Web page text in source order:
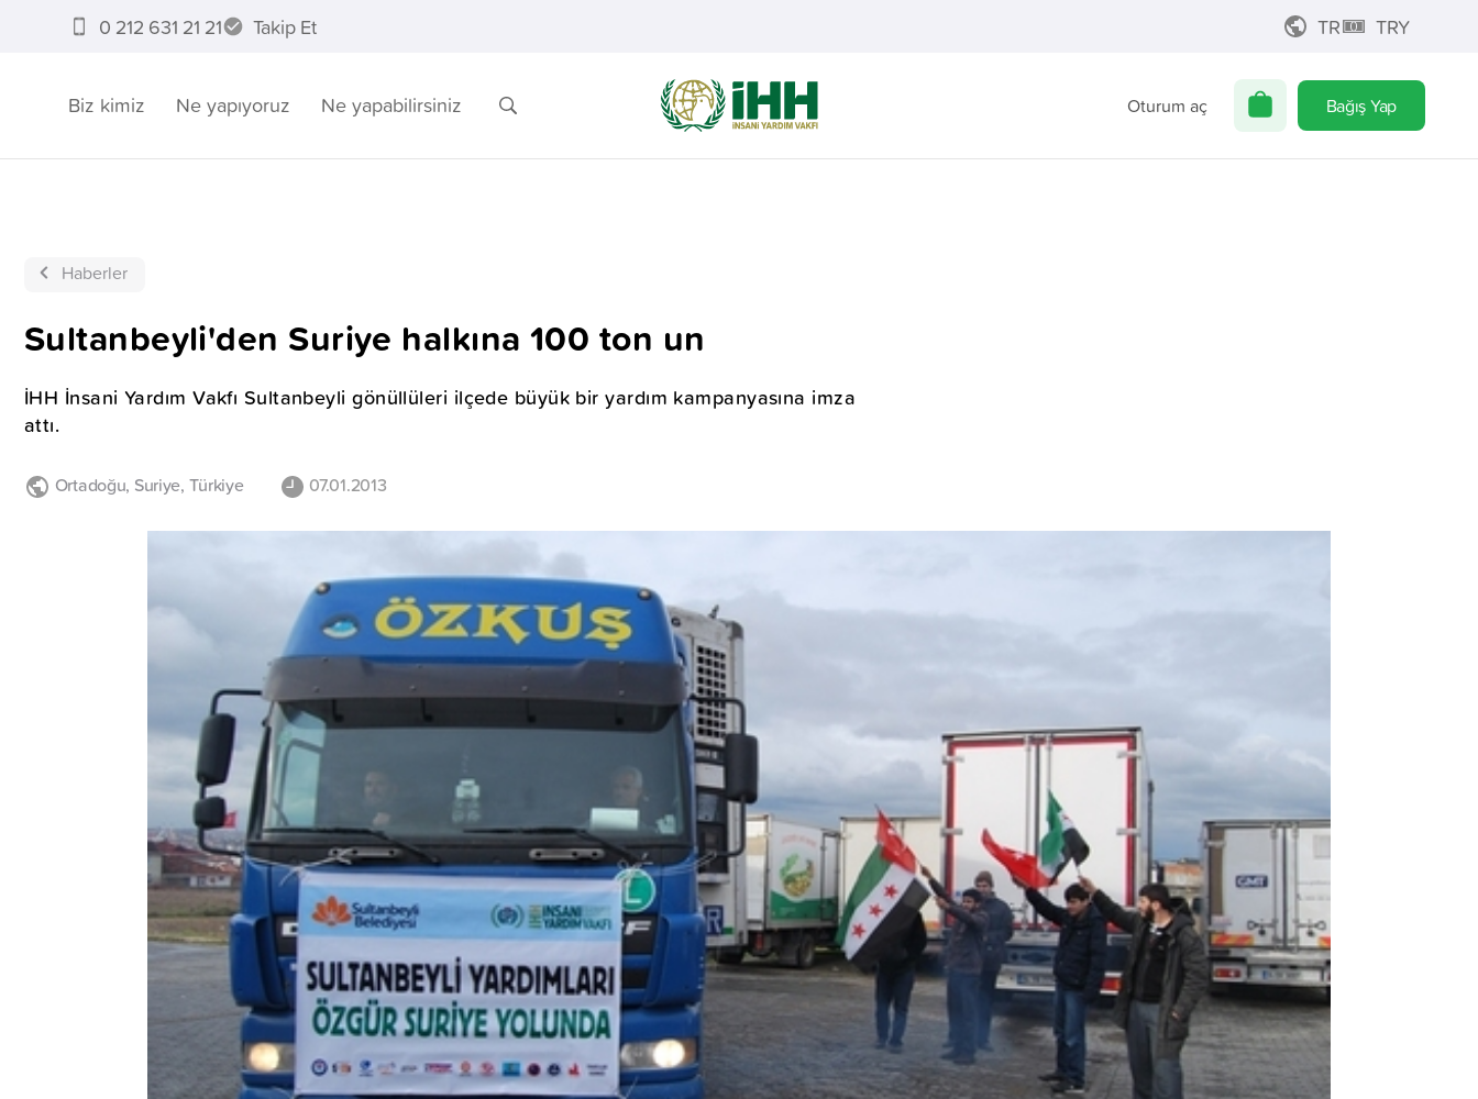
0 212 631 21 21 Takip Et TR TRY
Biz kimiz Ne yapıyoruz Ne yapabilirsiniz Oturum aç Bağış Yap
Haberler
Sultanbeyli'den Suriye halkına 100 ton un
İHH İnsani Yardım Vakfı Sultanbeyli gönüllüleri ilçede büyük bir yardım kampanyasına imza
attı.
Ortadoğu, Suriye, Türkiye 07.01.2013